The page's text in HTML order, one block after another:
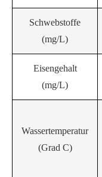
Schwebstoffe
(mg/L)
Eisengehalt
(mg/L)
Wassertemperatur
(Grad C)